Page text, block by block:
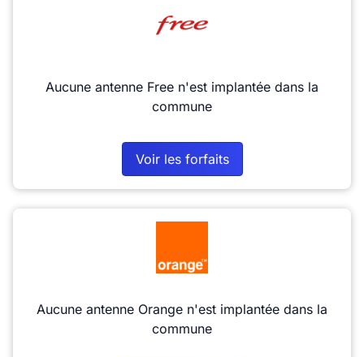
Aucune antenne Free n'est implantée dans la
commune
Voir les forfaits
Aucune antenne Orange n'est implantée dans la
commune